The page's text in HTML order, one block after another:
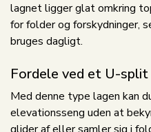
lagnet ligger glat omkring
for folder og forskydninger,
bruges dagligt.
Fordele ved et U-split
Med denne type lagen kan
elevationsseng uden at